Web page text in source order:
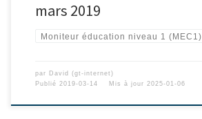
mars 2019
Moniteur éducation niveau 1 (MEC1)
par David (gt-internet)
Publié 2019-03-14 Mis à jour 2025-01-06